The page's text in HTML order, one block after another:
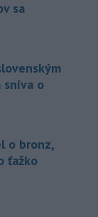
sa
sníva o
o bronz,
ťažko